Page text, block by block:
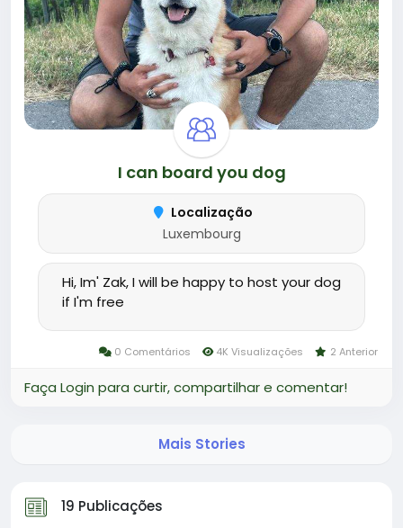
19 Publicações
I can board you dog
Localização
Luxembourg
Hi, Im' Zak, I will be happy to host your dog
if I'm free
0 Comentários 4K Visualizações 2 Anterior
Faça Login para curtir, compartilhar e comentar!
Mais Stories